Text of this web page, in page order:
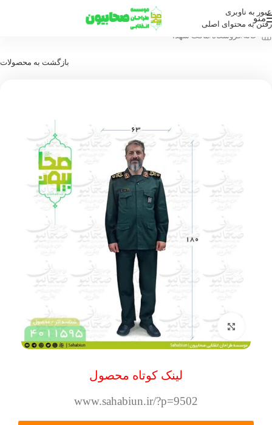
عبور به ناوبری
رفتن به محتوای اصلی
منو
خانه /فروشگاه /ماکت شهدا
بازگشت به محصولات
بزرگنمایی تصویر
لینک کوتاه محصول
www.sahabiun.ir/?p=9502